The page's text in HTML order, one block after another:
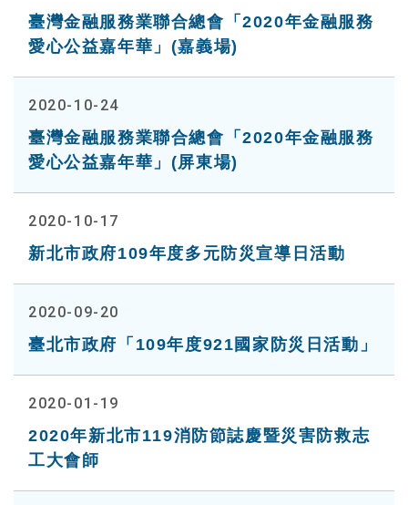
臺灣金融服務業聯合總會「2020年金融服務
愛心公益嘉年華」(嘉義場)
2020-10-24
臺灣金融服務業聯合總會「2020年金融服務
愛心公益嘉年華」(屏東場)
2020-10-17
新北市政府109年度多元防災宣導日活動
2020-09-20
臺北市政府「109年度921國家防災日活動」
2020-01-19
2020年新北市119消防節誌慶暨災害防救志
工大會師